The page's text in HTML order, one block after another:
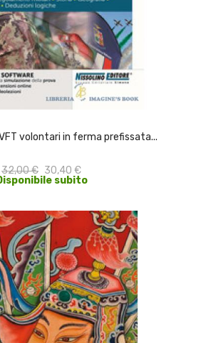
volontari in ferma prefissata...
32,00 € 30,40 €
subito